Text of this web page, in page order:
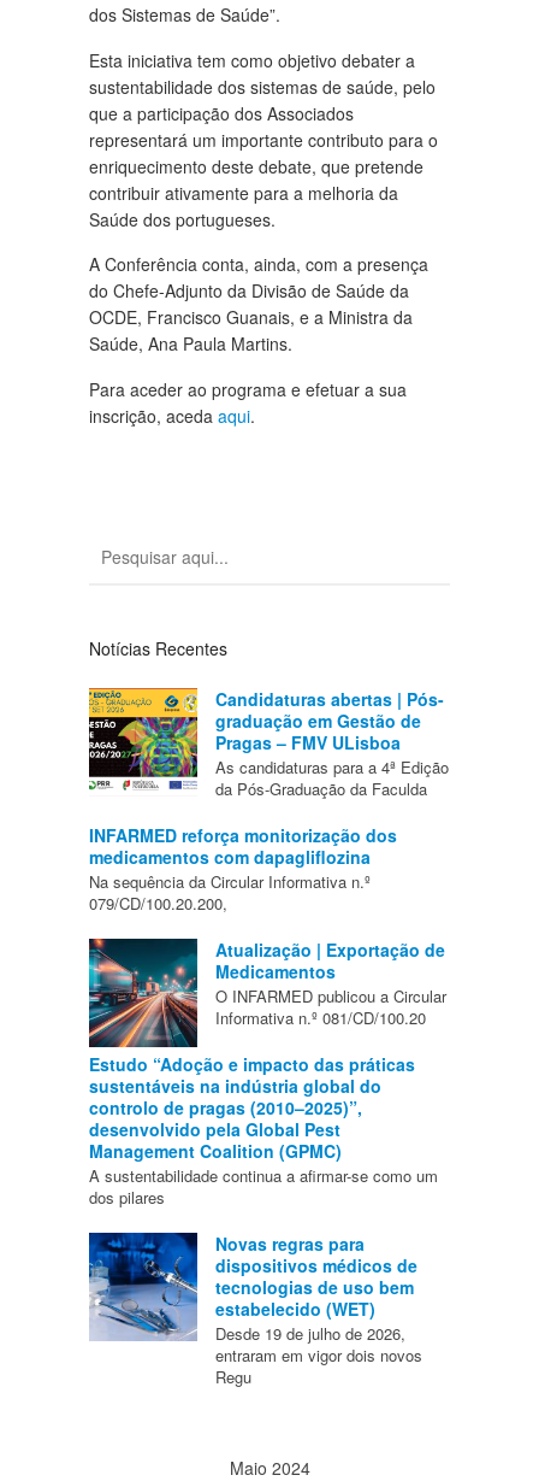
dos Sistemas de Saúde”.
Esta iniciativa tem como objetivo debater a
sustentabilidade dos sistemas de saúde, pelo
que a participação dos Associados
representará um importante contributo para o
enriquecimento deste debate, que pretende
contribuir ativamente para a melhoria da
Saúde dos portugueses.
A Conferência conta, ainda, com a presença
do Chefe-Adjunto da Divisão de Saúde da
OCDE, Francisco Guanais, e a Ministra da
Saúde, Ana Paula Martins.
Para aceder ao programa e efetuar a sua
inscrição, aceda aqui.
Notícias Recentes
Candidaturas abertas | Pós-
graduação em Gestão de
Pragas – FMV ULisboa
As candidaturas para a 4ª Edição
da Pós-Graduação da Faculda
INFARMED reforça monitorização dos
medicamentos com dapagliflozina
Na sequência da Circular Informativa n.º
079/CD/100.20.200,
Atualização | Exportação de
Medicamentos
O INFARMED publicou a Circular
Informativa n.º 081/CD/100.20
Estudo “Adoção e impacto das práticas
sustentáveis na indústria global do
controlo de pragas (2010–2025)”,
desenvolvido pela Global Pest
Management Coalition (GPMC)
A sustentabilidade continua a afirmar-se como um
dos pilares
Novas regras para
dispositivos médicos de
tecnologias de uso bem
estabelecido (WET)
Desde 19 de julho de 2026,
entraram em vigor dois novos
Regu
Maio 2024